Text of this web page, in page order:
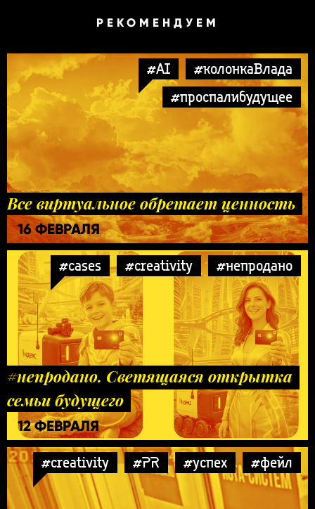
РЕКОМЕНДУЕМ
#AI
#колонкаВлада
#проспалибудущее
Все виртуальное обретает ценность
16 ФЕВРАЛЯ
#cases #creativity #непродано
#непродано. Светящаяся открытка
семьи будущего
12 ФЕВРАЛЯ
#creativity #PR #успех #фейл